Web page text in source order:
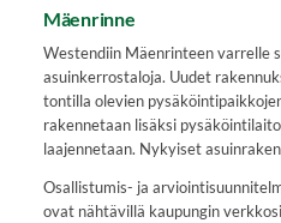
Mäenrinne
Westendiin Mäenrinteen varrelle
asuinkerrostaloja. Uudet
tontilla olevien
rakennetaan lisäksi
laajennetaan. Nykyiset
Osallistumis- ja
ovat nähtävillä kaupungin